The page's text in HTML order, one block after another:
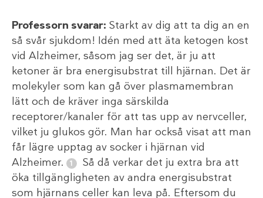
Professorn svarar: Starkt av dig att ta dig an en
så svår sjukdom! Idén med att äta ketogen kost
vid Alzheimer, såsom jag ser det, är ju att
ketoner är bra energisubstrat till hjärnan. Det är
molekyler som kan gå över plasmamembran
lätt och de kräver inga särskilda
receptorer/kanaler för att tas upp av nervceller,
vilket ju glukos gör. Man har också visat att man
får lägre upptag av socker i hjärnan vid
Alzheimer.
Så då verkar det ju extra bra att
öka tillgängligheten av andra energisubstrat
som hjärnans celler kan leva på. Eftersom du